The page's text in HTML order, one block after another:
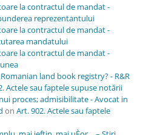
la contractul de mandat -
reprezentantului
la contractul de mandat -
mandatului
la contractul de mandat -
land book registry? - R&R
Actele sau faptele supuse notării
proces; admisibilitate - Avocat in
on Art. 902. Actele sau faptele